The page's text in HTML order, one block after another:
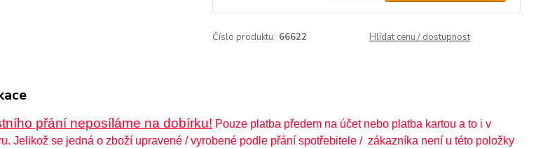
Číslo produktu: 66622 Hlídat cenu / dostupnost
přání neposíláme na dobírku! Pouze platba předem na účet nebo platba kartou a to i v
Jelikož se jedná o zboží upravené / vyrobené podle přání spotřebitele / zákazníka není u této položky